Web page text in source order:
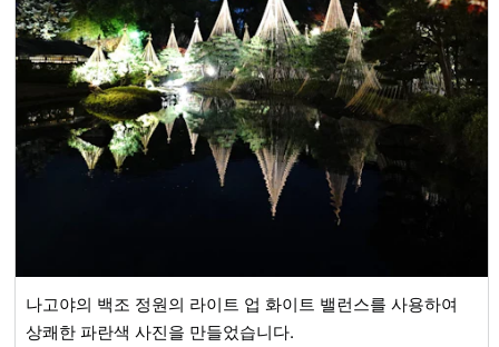
나고야의 백조 정원의 라이트 업 화이트 밸런스를 사용하여
상쾌한 파란색 사진을 만들었습니다.